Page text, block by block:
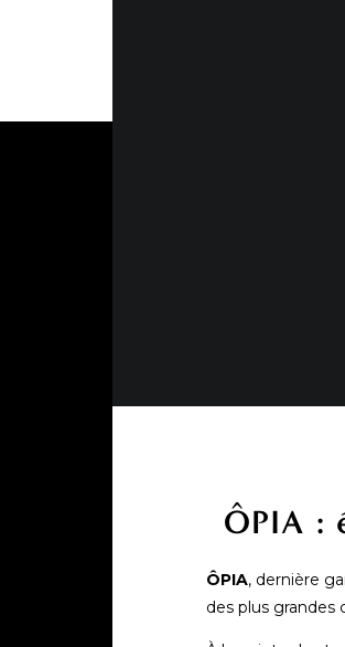
ÔPIA :
ÔPIA, dernière
des plus grandes